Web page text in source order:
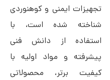
تجهیزات ایمنی و کوهنوردی
شناخته شده است، با
استفاده از دانش فنی
پیشرفته و مواد اولیه با
کیفیت برتر، محصولاتی